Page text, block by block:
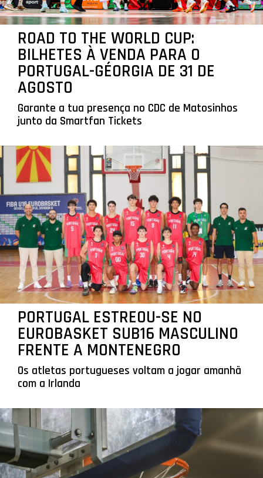
ROAD TO THE WORLD CUP:
BILHETES À VENDA PARA O
PORTUGAL-GÉORGIA DE 31 DE
AGOSTO
Garante a tua presença no CDC de Matosinhos
junto da Smartfan Tickets
PORTUGAL ESTREOU-SE NO
EUROBASKET SUB16 MASCULINO
FRENTE A MONTENEGRO
Os atletas portugueses voltam a jogar amanhã
com a Irlanda